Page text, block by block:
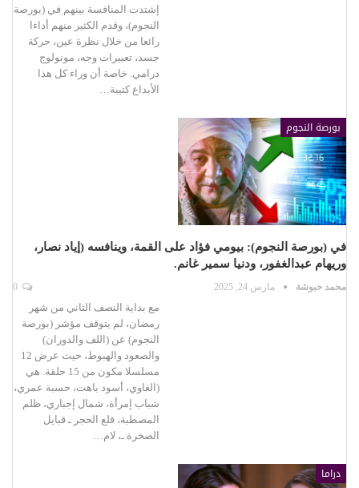
إشتدت المنافسة بينهم في (بورصة
النجوم)، وقدم الكثير منهم أداءا
رائعا من خلال نظرة عين، حركة
جسد، تعبيرات وجه، مونولوج
درامي. خاصة أن وراء كل هذا
الأبداع كتيبة…
بورصة النجوم
في (بورصة النجوم): بيومي فؤاد على القمة، وينافسه (إياد نصار،
وريهام عبدالغفور، ودنيا سمير غانم.
محمد حبوشة مارس 24, 2025
مع بداية النصف الثاني من شهر
رمضان، لم يتوقف مؤشر (بورصة
النجوم) عن (اللف والدوران)
والصعود والهبوط، حيث عرض 12
مسلسلا مكون من 15 حلقة. هي
(الغاوي، أسود باهت، حسبة عمري،
شباب إمرأة، شمال إجباري، ظلم
المصطبة، قلع الحجر ـ قبايل
الصخرة ـ، لام…
دراما